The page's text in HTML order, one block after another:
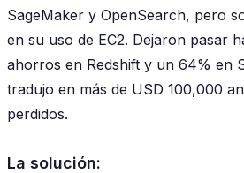
SageMaker y OpenSearch, pero
en su uso de EC2. Dejaron pasar
ahorros en Redshift y un 64% en
tradujo en más de USD 100,000
perdidos.
La solución: